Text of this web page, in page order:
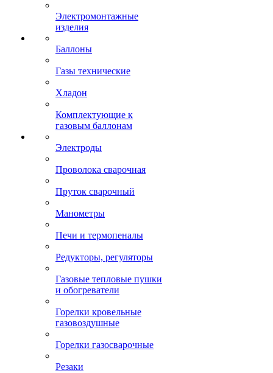
Электромонтажные
изделия
Баллоны
Газы технические
Хладон
Комплектующие к
газовым баллонам
Электроды
Проволока сварочная
Пруток сварочный
Манометры
Печи и термопеналы
Редукторы, регуляторы
Газовые тепловые пушки
и обогреватели
Горелки кровельные
газовоздушные
Горелки газосварочные
Резаки